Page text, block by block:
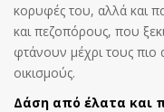
κορυφές του, αλλά και
και πεζοπόρους, που
φτάνουν μέχρι τους
οικισμούς.
Δάση από έλατα και